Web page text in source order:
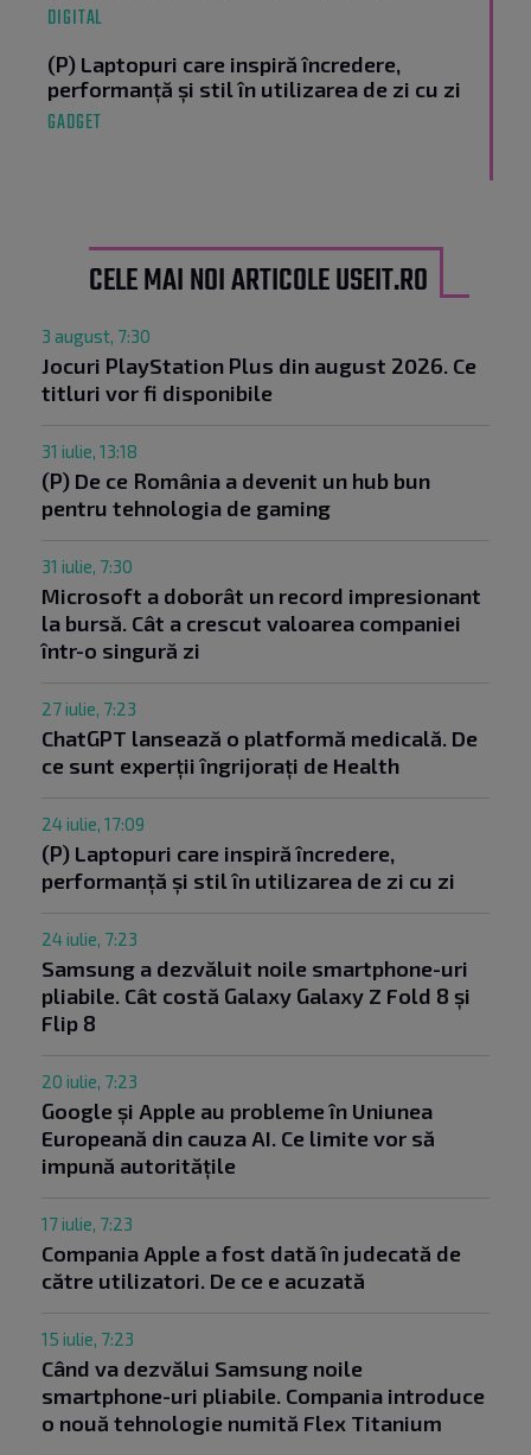
DIGITAL
(P) Laptopuri care inspiră încredere,
performanță și stil în utilizarea de zi cu zi
GADGET
CELE MAI NOI ARTICOLE USEIT.RO
3 august, 7:30
Jocuri PlayStation Plus din august 2026. Ce
titluri vor fi disponibile
31 iulie, 13:18
(P) De ce România a devenit un hub bun
pentru tehnologia de gaming
31 iulie, 7:30
Microsoft a doborât un record impresionant
la bursă. Cât a crescut valoarea companiei
într-o singură zi
27 iulie, 7:23
ChatGPT lansează o platformă medicală. De
ce sunt experții îngrijorați de Health
24 iulie, 17:09
(P) Laptopuri care inspiră încredere,
performanță și stil în utilizarea de zi cu zi
24 iulie, 7:23
Samsung a dezvăluit noile smartphone-uri
pliabile. Cât costă Galaxy Galaxy Z Fold 8 și
Flip 8
20 iulie, 7:23
Google și Apple au probleme în Uniunea
Europeană din cauza AI. Ce limite vor să
impună autoritățile
17 iulie, 7:23
Compania Apple a fost dată în judecată de
către utilizatori. De ce e acuzată
15 iulie, 7:23
Când va dezvălui Samsung noile
smartphone-uri pliabile. Compania introduce
o nouă tehnologie numită Flex Titanium